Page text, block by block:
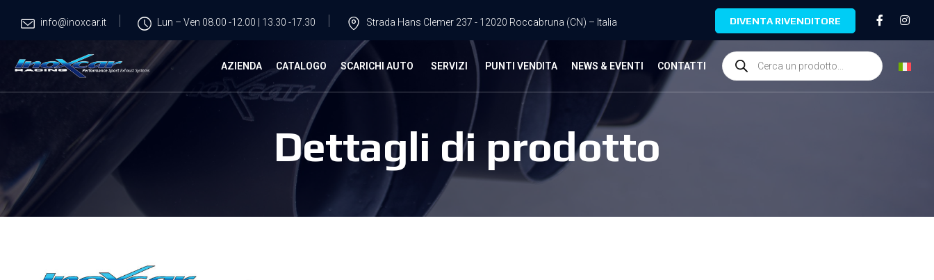
info@inoxcar.it Lun – Ven 08.00 -12.00 | 13.30 -17.30 Strada Hans Clemer 237 - 12020 Roccabruna (CN) – Italia DIVENTA RIVENDITORE
AZIENDA CATALOGO SCARICHI AUTO SERVIZI PUNTI VENDITA NEWS & EVENTI CONTATTI
Dettagli di prodotto